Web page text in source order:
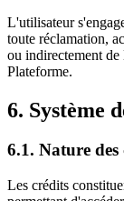
L'utilisateur
toute réclamation,
ou indirectement
Plateforme.
6. Système
6.1. Nature des
Les crédits